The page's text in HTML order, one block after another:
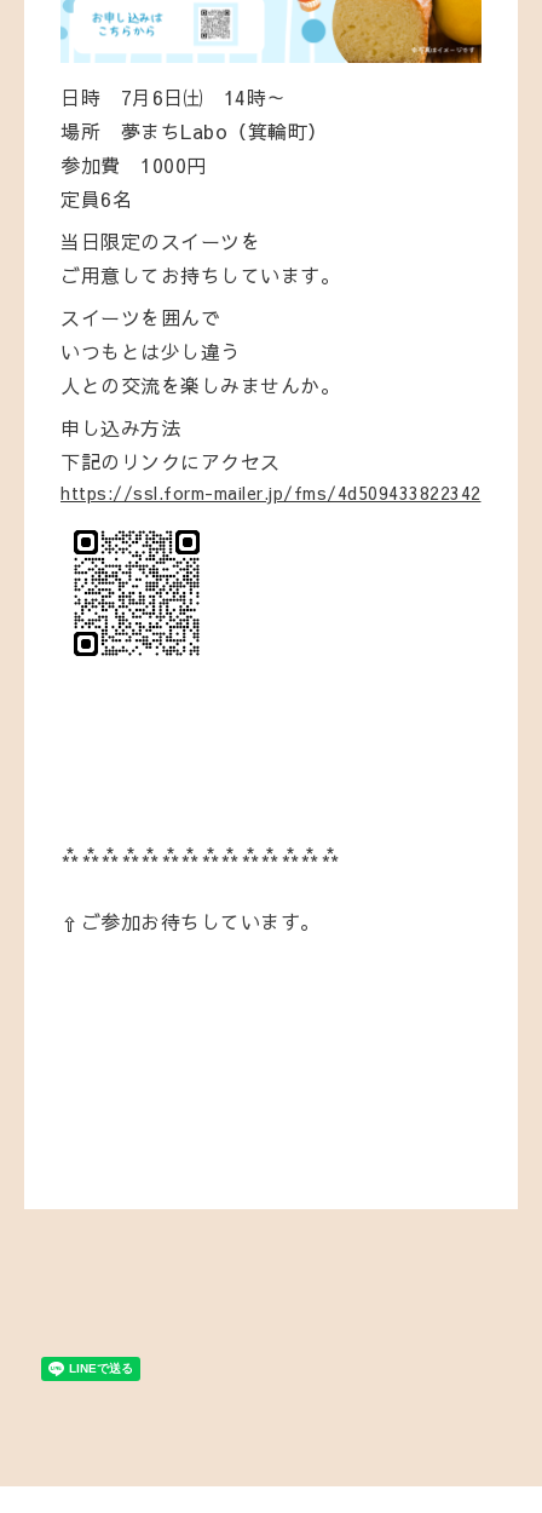
日時 7月6日㈯ 14時～
場所 夢まちLabo（箕輪町）
参加費 1000円
定員6名
当日限定のスイーツを
ご用意してお持ちしています。
スイーツを囲んで
いつもとは少し違う
人との交流を楽しみませんか。
申し込み方法
下記のリンクにアクセス
https://ssl.form-mailer.jp/fms/4d509433822342
⁂⁂⁂⁂⁂⁂⁂⁂⁂⁂⁂⁂⁂⁂
⇧ご参加お待ちしています。